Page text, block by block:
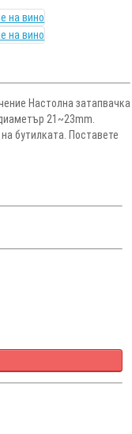
Настолна затапвачка
21~23mm.
бутилката. Поставете